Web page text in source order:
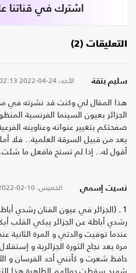
اشترك في قناتنا
التعليقات (2)
سليم بتقة الأحد، 24-04-2022 02:13
الجزائر بعيون السينما الفرنسية
صفحتكم بتغيير عنوانه وعناوينه
يعد من قبيل السرقة العلمية.. فلا
أقول له.. إذا لم تستح فافعل ما شئت.
نسيت إسمي الخميس، 10-02-2022
1 ـ (الجزائر في عيون الفنان رشدي
رشدي أباظة عن الجزائر يبكي القلب
عندما توفيت والدتي و المرة الثانية
مرة بعد نجاح الثورة الجزائرية و
حافظ شعرت و كأنني أحد الفرسان